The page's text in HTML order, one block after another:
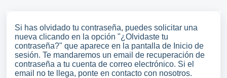
Si has olvidado tu contraseña, puedes solicitar una
nueva clicando en la opción "¿Olvidaste tu
contraseña?" que aparece en la pantalla de Inicio de
sesión. Te mandaremos un email de recuperación de
contraseña a tu cuenta de correo electrónico. Si el
email no te llega, ponte en contacto con nosotros.